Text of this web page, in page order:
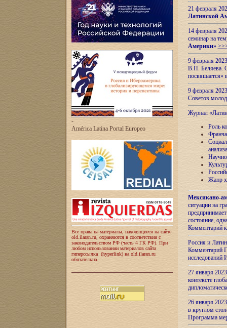
-
América Latina Portal Europeo
Все права на материалы, находящиеся на сайте
old.ilaran.ru, охраняются в соответствии с
законодательством РФ (часть 4 ГК РФ). При
любом использовании материалов сайта
гиперссылка (hyperlink) на old.ilaran.ru
обязательна.
21 февраля
Латинской
14 февраля
семинар на
Америки»
9 февраля
В.П. Беляева.
посвящается»
9 февраля
Советов
Журнал
Роль
анализа
Жанр
Мексикано-
ситуации на
состояние,
Комментарий
Россия и
Комментарий
27 января
контексте
26 января
в круглом
Программа